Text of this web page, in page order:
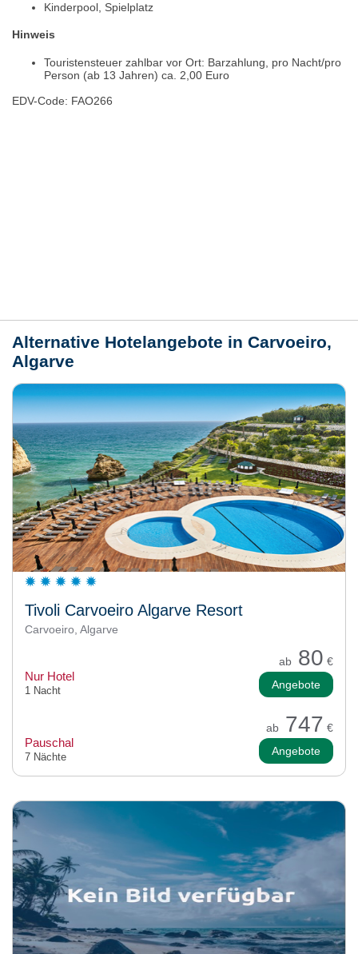
Kinderpool, Spielplatz
Hinweis
Touristensteuer zahlbar vor Ort: Barzahlung, pro Nacht/pro
Person (ab 13 Jahren) ca. 2,00 Euro
EDV-Code: FAO266
Alternative Hotelangebote in Carvoeiro,
Algarve
Tivoli Carvoeiro Algarve Resort
Carvoeiro, Algarve
ab 80 €
Nur Hotel
1 Nacht Angebote
ab 747 €
Pauschal
7 Nächte Angebote